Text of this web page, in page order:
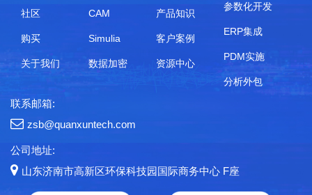
社区
购买
关于我们
CAM
Simulia
数据加密
产品知识
客户案例
资源中心
参数化开发
ERP集成
PDM实施
分析外包
联系邮箱:
zsb@quanxuntech.com
公司地址:
山东济南市高新区环保科技园国际商务中心 F座